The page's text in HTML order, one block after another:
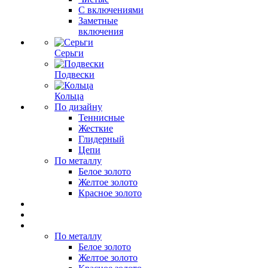
С включениями
Заметные
включения
Серьги
Подвески
Кольца
По дизайну
Теннисные
Жесткие
Глидерный
Цепи
По металлу
Белое золото
Желтое золото
Красное золото
По металлу
Белое золото
Желтое золото